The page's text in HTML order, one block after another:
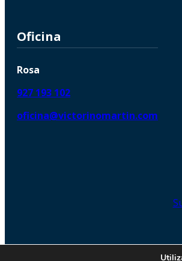
Oficina
Rosa
927 193 102
oficina@victorinomartin.com
©